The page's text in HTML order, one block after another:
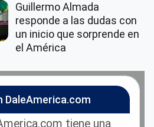
Guillermo Almada
responde a las dudas con
un inicio que sorprende en
el América
DaleAmerica.com
tiene una